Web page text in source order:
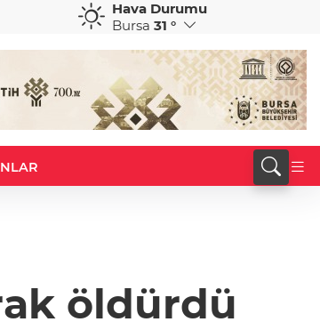
%0,41
CHF
59,0573
Hava Durumu
Bursa 31 °
öldürdü